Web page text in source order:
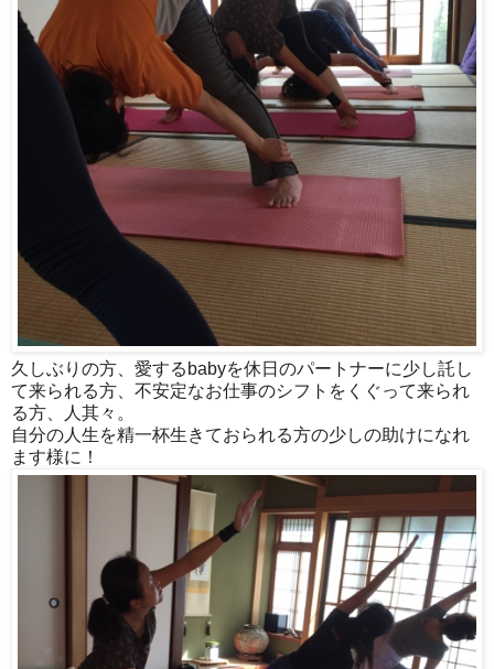
久しぶりの方、愛するbabyを休日のパートナーに少し託し
て来られる方、不安定なお仕事のシフトをくぐって来られ
る方、人其々。
自分の人生を精一杯生きておられる方の少しの助けになれ
ます様に！